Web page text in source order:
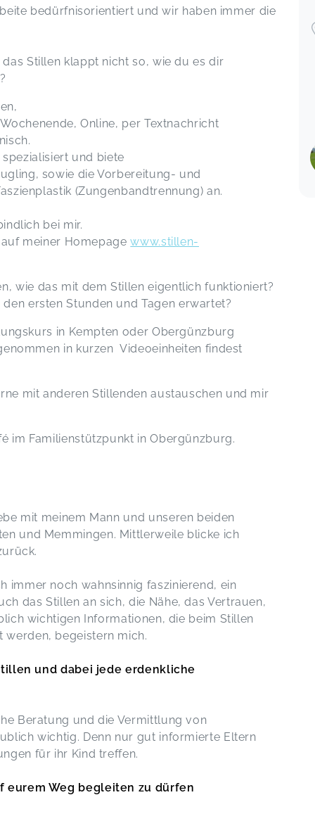
10
29
Abend gestern. Ich habe wieder viel
Der Stillvorbereitungskurs im Allgäu mit
Carina Halouska
Stillcafè im Familiensützpunkt Obergünzburg
Alle Fragen wurden beantwortet.
Kann ich nur empfehlen
Der Stillvorbereitungskurs im Allgäu mit
Jule,
Der Stillvorbereitungskurs im Allgäu mit Carina
Halouska
fühle mich jetzt gut "gewappnet" für
den Start in "unsere Stillbeziehung*.
Liebe Grüße Alex
Alexandra,
Der Stillvorbereitungskurs im Allgäu mit Carina
Kurs, den ich jeder Schwangeren
empfehlen kann. Carina macht das
richtig toll und ich konnte ganz ganz
Carina Halouska
bedürfnisorientiert und wir haben immer die
das Stillen klappt nicht so, wie du es dir
Online, per Textnachricht
und biete
sowie die Vorbereitung- und
(Zungenbandtrennung) an.
bei mir.
meiner Homepagewww.stillen-
wie das mit dem Stillen eigentlich funktioniert?
ersten Stunden und Tagen erwartet?
in Kempten oder Obergünzburg
in kurzen Videoeinheiten findest
mit anderen Stillenden austauschen und mir
im Familienstützpunkt in Obergünzburg.
mit meinem Mann und unseren beiden
und Memmingen. Mittlerweile blicke ich
immer noch wahnsinnig faszinierend, ein
das Stillen an sich, die Nähe, das Vertrauen,
wichtigen Informationen, die beim Stillen
begeistern mich.
und dabei jede erdenkliche
Beratung und die Vermittlung von
wichtig. Denn nur gut informierte Eltern
für ihr Kind treffen.
eurem Weg begleiten zu dürfen